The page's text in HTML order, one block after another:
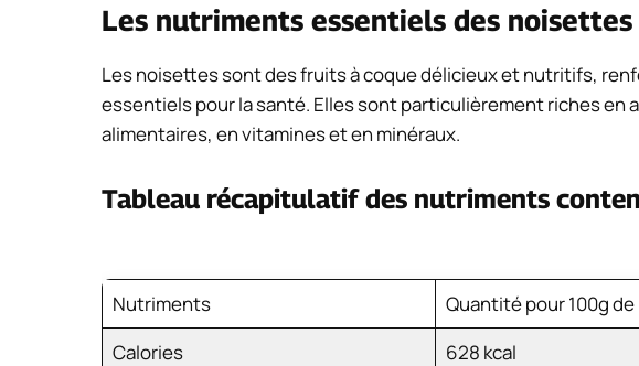
Les nutriments essentiels des noisettes
Les noisettes sont des fruits à coque délicieux et nutritifs,
essentiels pour la santé. Elles sont particulièrement riches en
alimentaires, en vitamines et en minéraux.
Tableau récapitulatif des nutriments
Nutriments
Quantité pour 100g
Calories
628 kcal